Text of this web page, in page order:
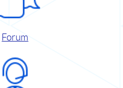
Forum